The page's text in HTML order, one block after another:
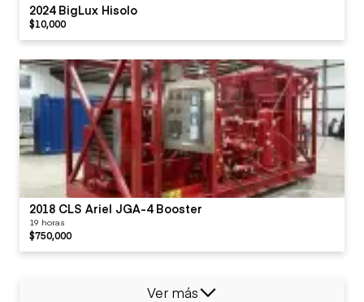
2024 BigLux Hisolo
$10,000
2018 CLS Ariel JGA-4 Booster
19 horas
$750,000
Ver más